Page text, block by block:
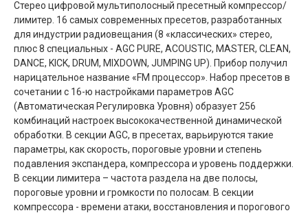
Стерео цифровой мультиполосный пресетный компрессор/
лимитер. 16 самых современных пресетов, разработанных
для индустрии радиовещания (8 «классических» стерео,
плюс 8 специальных - AGC PURE, ACOUSTIC, MASTER, CLEAN,
DANCE, KICK, DRUM, MIXDOWN, JUMPING UP). Прибор получил
нарицательное название «FM процессор». Набор пресетов в
сочетании с 16-ю настройками параметров AGC
(Автоматическая Регулировка Уровня) образует 256
комбинаций настроек высококачественной динамической
обработки. В секции AGC, в пресетах, варьируются такие
параметры, как скорость, пороговые уровни и степень
подавления экспандера, компрессора и уровень поддержки.
В секции лимитера – частота раздела на две полосы,
пороговые уровни и громкости по полосам. В секции
компрессора - времени атаки, восстановления и порогового